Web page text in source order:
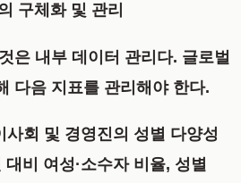
구체화 및 관리
은 내부 데이터 관리다. 글로벌
다음 지표를 관리해야 한다.
사회 및 경영진의 성별 다양성
비 여성·소수자 비율, 성별